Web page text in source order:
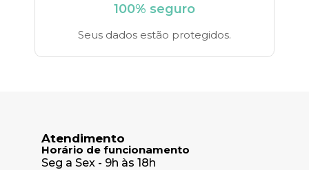
100% seguro
Seus dados estão protegidos.
Atendimento
Horário de funcionamento
Seg a Sex - 9h às 18h